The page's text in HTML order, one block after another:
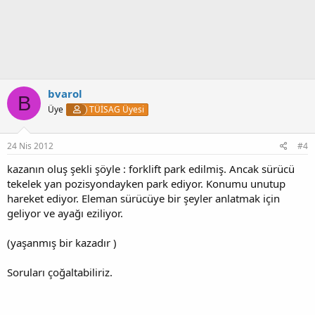
B bvarol
Üye TÜİSAG Üyesi
24 Nis 2012 #4
kazanın oluş şekli şöyle : forklift park edilmiş. Ancak sürücü
tekelek yan pozisyondayken park ediyor. Konumu unutup
hareket ediyor. Eleman sürücüye bir şeyler anlatmak için
geliyor ve ayağı eziliyor.
(yaşanmış bir kazadır )
Soruları çoğaltabiliriz.